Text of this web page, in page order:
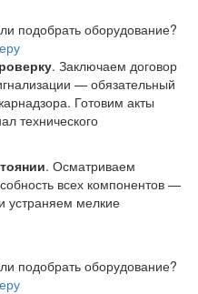
подобрать оборудование?
. Заключаем договор
— обязательный
Готовим акты
технического
. Осматриваем
всех компонентов —
устраняем мелкие
подобрать оборудование?